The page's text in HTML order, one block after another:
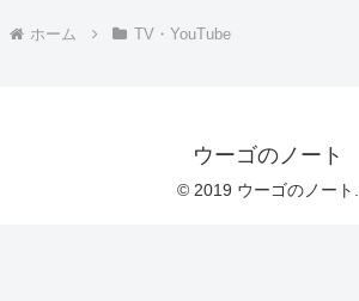
ホーム TV・YouTube
ウーゴのノート
© 2019 ウーゴのノート.